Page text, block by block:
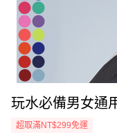
玩水必備男女通
超取滿NT$299免運